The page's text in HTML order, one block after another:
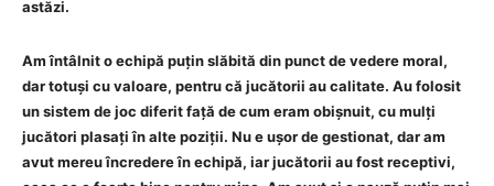
astăzi.
Am întâlnit o echipă puțin slăbită din punct de vedere moral,
dar totuși cu valoare, pentru că jucătorii au calitate. Au folosit
un sistem de joc diferit față de cum eram obișnuit, cu mulți
jucători plasați în alte poziții. Nu e ușor de gestionat, dar am
avut mereu încredere în echipă, iar jucătorii au fost receptivi,